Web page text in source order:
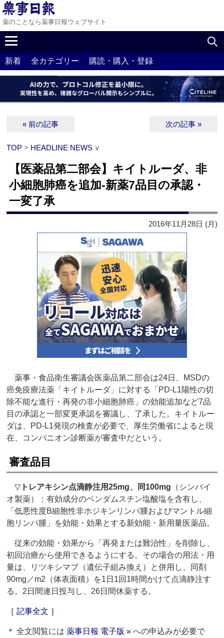
薬のことなら薬事日報ウェブサイト
新着 全カテゴリー 購読・購入・登録
« 前の記事 次の記事 »
TOP > HEADLINE NEWS ∨
【医薬品第二部会】キイトルーダ、非
小細胞肺癌を追加‐新薬7品目の承認・
一変了承
2016年11月28日 (月)
薬事・食品衛生審議会医薬品第二部会は24日、MSDの
癌免疫療法薬「キイトルーダ」に対する「PD-L1陽性の切
除不能な進行・再発の非小細胞肺癌」の効能追加など7品
目の承認と一部変更承認を審議し、了承した。キイトルー
ダは、PD-L1発現の検査が必要で、厚生労働省によると現
在、コンパニオン診断薬が審査中だという。
審査品目
▽ トレアキシン点滴静注用25mg、同100mg （シンバイ
オ製薬）：有効成分のベンダムスチン塩酸塩を含有し、
「低悪性度B細胞性非ホジキンリンパ腫およびマントル細
胞リンパ腫」を効能・効果とする新効能・新用量医薬品。
従来の効能・効果から「再発または難治性」を削除し、
初回治療から使用できるようにする。その場合の用法・用
量は、リツキシマブ（遺伝子組み換え）と併用し、同剤
90mg／m2（体表面積）を1日1回1時間かけて点滴静注す
る。2日間連日投与し、26日間休薬する。
［ 記事全文 ］
＊ 全文閲覧には薬事日報 電子版 » への申込みが必要で